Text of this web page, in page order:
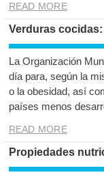
READ MORE
Verduras
La Organización
día para, según la
o la obesidad, así
países menos
READ MORE
Propiedades